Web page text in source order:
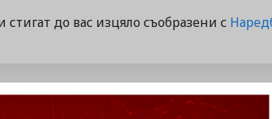
до вас изцяло съобразени с